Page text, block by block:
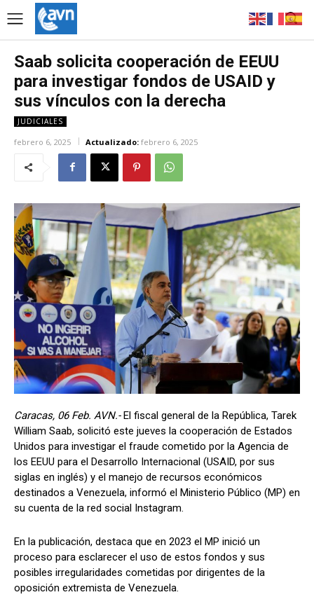
Saab solicita cooperación de EEUU
para investigar fondos de USAID y
sus vínculos con la derecha
JUDICIALES
febrero 6, 2025 Actualizado: febrero 6, 2025
Caracas, 06 Feb. AVN.-El fiscal general de la República, Tarek
William Saab, solicitó este jueves la cooperación de Estados
Unidos para investigar el fraude cometido por la Agencia de
los EEUU para el Desarrollo Internacional (USAID, por sus
siglas en inglés) y el manejo de recursos económicos
destinados a Venezuela, informó el Ministerio Público (MP) en
su cuenta de la red social Instagram.
En la publicación, destaca que en 2023 el MP inició un
proceso para esclarecer el uso de estos fondos y sus
posibles irregularidades cometidas por dirigentes de la
oposición extremista de Venezuela.